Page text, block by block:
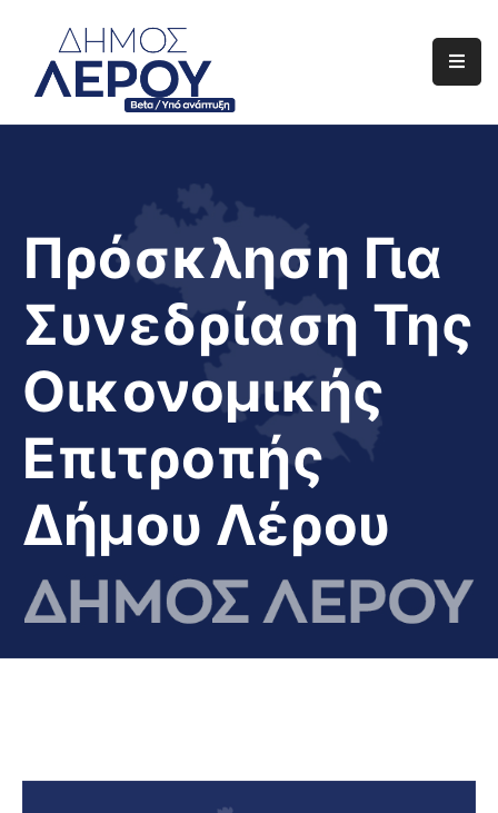
Αρχική
Διαφάνεια
Το
Νησί
Μας
Πρόσκληση Για
Συνεδρίαση Της
Οικονομικής
Επιτροπής
Δήμου Λέρου